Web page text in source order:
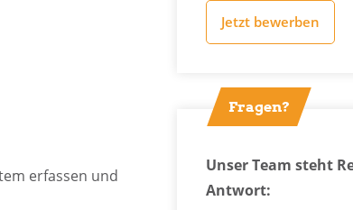
erfassen und
Jetzt bewerben
Fragen?
Unser Team steht
Antwort: